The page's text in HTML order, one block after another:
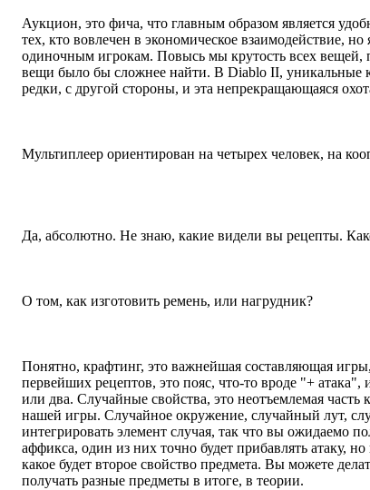
Аукцион, это фича, что главным образом является
тех, кто вовлечен в экономическое взаимодействие,
одиночным игрокам. Повысь мы крутость всех вещей,
вещи было бы сложнее найти. В Diablo II, уникальные
редки, с другой стороны, и эта непрекращающаяся
Мультиплеер ориентирован на четырех человек, на
Да, абсолютно. Не знаю, какие видели вы рецепты.
О том, как изготовить ремень, или нагрудник?
Понятно, крафтинг, это важнейшая составляющая
первейших рецептов, это пояс, что-то вроде "+ атака",
или два. Случайные свойства, это неотъемлемая
нашей игры. Случайное окружение, случайный лут,
интегрировать элемент случая, так что вы ожидаемо
аффикса, один из них точно будет прибавлять атаку, но
какое будет второе свойство предмета. Вы можете
получать разные предметы в итоге, в теории.